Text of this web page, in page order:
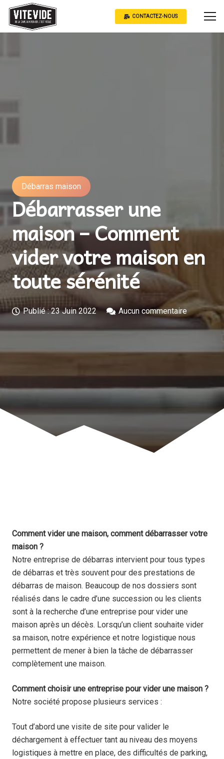
CONTACTEZ-NOUS
Débarras maison
Débarrasser une
maison – Comment
vider votre maison en
toute sérénité
Publié :23 Juin 2022 Aucun commentaire
Comment vider une maison, comment débarrasser votre
maison ?
Notre entreprise de débarras intervient pour tous types
de débarras et très souvent pour des prestations de
débarras de maison. Beaucoup de nos dossiers sont
réalisés dans le cadre d’une succession ou les clients
sont à la recherche d’une entreprise pour vider une
maison après un décès. Lorsqu’un client souhaite vider
sa maison, notre expérience et notre logistique nous
permettent de mener à bien la tâche de débarrasser
complètement une maison.
Comment choisir une entreprise pour vider une maison ?
Notre société propose plusieurs services :
Tout d’abord une visite de site pour valider le
déchargement à effectuer tant au niveau des moyens
logistiques à mettre en place, des difficultés de parking,